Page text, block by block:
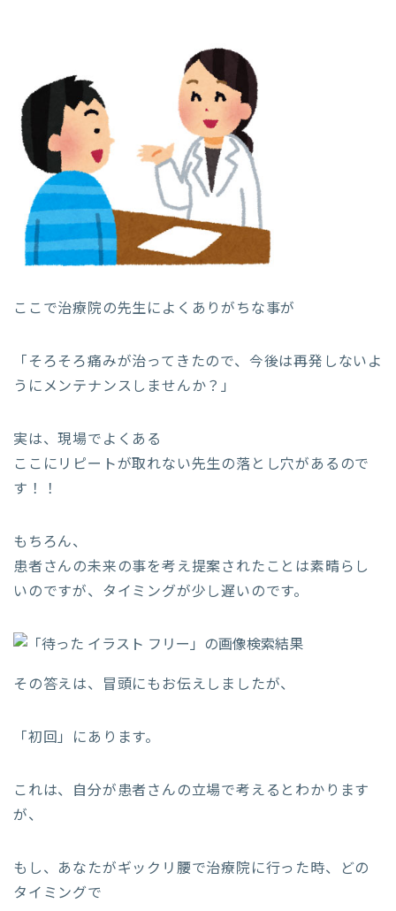
ここで治療院の先生によくありがちな事が
「そろそろ痛みが治ってきたので、今後は再発しないよ
うにメンテナンスしませんか？」
実は、現場でよくある
ここにリピートが取れない先生の落とし穴があるので
す！！
もちろん、
患者さんの未来の事を考え提案されたことは素晴らし
いのですが、タイミングが少し遅いのです。
その答えは、冒頭にもお伝えしましたが、
「初回」にあります。
これは、自分が患者さんの立場で考えるとわかります
が、
もし、あなたがギックリ腰で治療院に行った時、どの
タイミングで